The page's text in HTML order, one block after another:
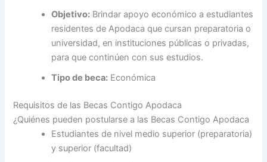
Objetivo: Brindar apoyo económico a estudiantes
residentes de Apodaca que cursan preparatoria o
universidad, en instituciones públicas o privadas,
para que continúen con sus estudios.
Tipo de beca: Económica
Requisitos de las Becas Contigo Apodaca
¿Quiénes pueden postularse a las Becas Contigo Apodaca
Estudiantes de nivel medio superior (preparatoria)
y superior (facultad)